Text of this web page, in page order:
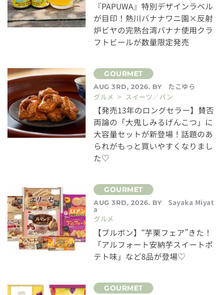
『PAPUWA』特別デザインラベル
が目印！熱川バナナワニ園×反射
炉ビヤの完熟台湾バナナ使用クラ
フトビールが数量限定発売
AUG 3RD, 2026. BY
たこゆら
グルメ > スイーツ／パン
【発売13年のロングセラー】賛否
両論の「大鬼しみるげんこつ」に
大容量セットが新登場！話題のあ
られがもっと買いやすくなりまし
た♡
AUG 3RD, 2026. BY Sayaka Miyat
a
グルメ
【ブルボン】“芋栗フェア”きた！
「アルフォート安納芋スイートポ
テト味」など8品が登場♡